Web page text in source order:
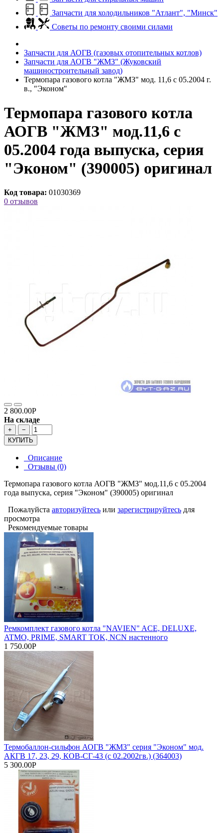
Запчасти для холодильников "Атлант", "Минск"
Советы по ремонту своими силами
Запчасти для АОГВ (газовых отопительных котлов)
Запчасти для АОГВ "ЖМЗ" (Жуковский
машиностроительный завод)
Термопара газового котла "ЖМЗ" мод. 11,6 с 05.2004 г.
в., "Эконом"
Термопара газового котла
АОГВ "ЖМЗ" мод.11,6 с
05.2004 года выпуска, серия
"Эконом" (390005) оригинал
Код товара: 01030369
0 отзывов
2 800.00Р
На складе
+
−
КУПИТЬ
Описание
Отзывы (0)
Термопара газового котла АОГВ "ЖМЗ" мод.11,6 с 05.2004
года выпуска, серия "Эконом" (390005) оригинал
Пожалуйста авторизуйтесь или зарегистрируйтесь для
просмотра
Рекомендуемые товары
Ремкомплект газового котла "NAVIEN" ACE, DELUXE,
ATMO, PRIME, SMART TOK, NCN настенного
1 750.00Р
Термобаллон-сильфон АОГВ "ЖМЗ" серия "Эконом" мод.
АКГВ 17, 23, 29, КОВ-СГ-43 (с 02.2002гв.) (364003)
5 300.00Р